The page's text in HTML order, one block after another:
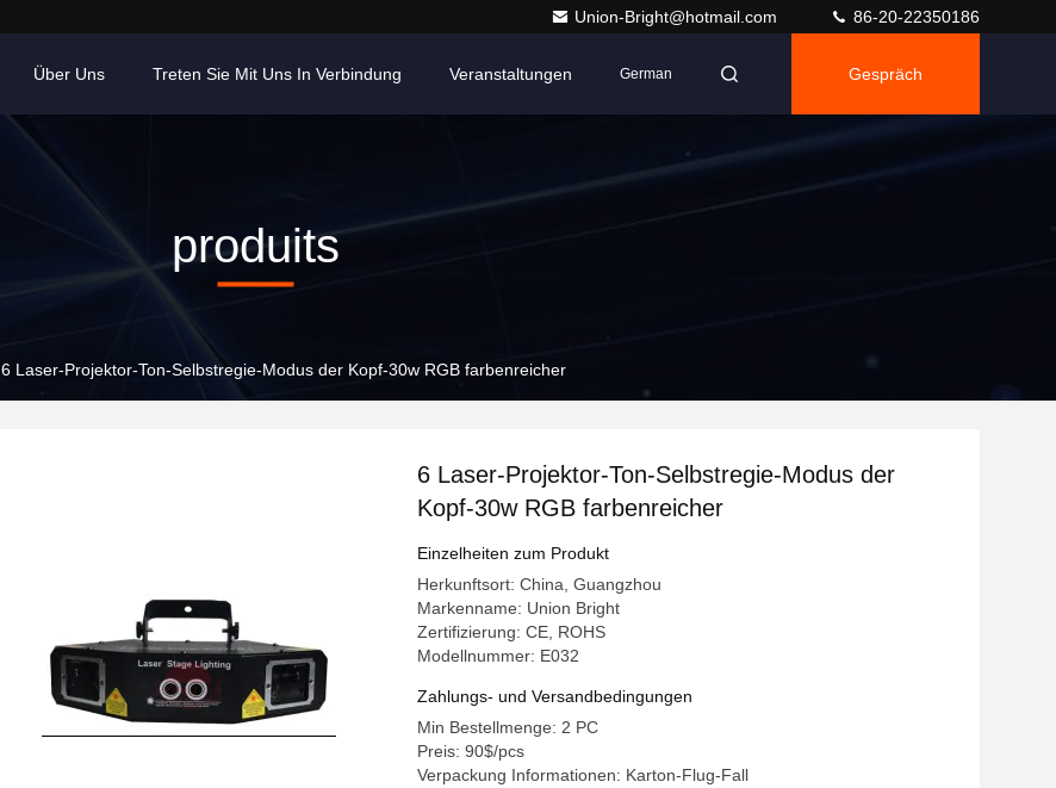
Union-Bright@hotmail.com 86-20-22350186
Über Uns Treten Sie Mit Uns In Verbindung Veranstaltungen German Gespräch
produits
6 Laser-Projektor-Ton-Selbstregie-Modus der Kopf-30w RGB farbenreicher
6 Laser-Projektor-Ton-Selbstregie-Modus der
Kopf-30w RGB farbenreicher
Einzelheiten zum Produkt
Herkunftsort: China, Guangzhou
Markenname: Union Bright
Zertifizierung: CE, ROHS
Modellnummer: E032
Zahlungs- und Versandbedingungen
Min Bestellmenge: 2 PC
Preis: 90$/pcs
Verpackung Informationen: Karton-Flug-Fall